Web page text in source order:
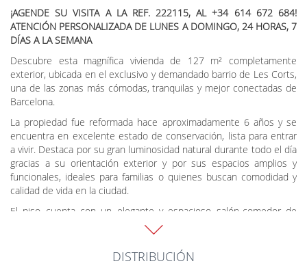
¡AGENDE SU VISITA A LA REF. 222115, AL +34 614 672 684!
ATENCIÓN PERSONALIZADA DE LUNES A DOMINGO, 24 HORAS, 7
DÍAS A LA SEMANA
Descubre esta magnífica vivienda de 127 m² completamente
exterior, ubicada en el exclusivo y demandado barrio de Les Corts,
una de las zonas más cómodas, tranquilas y mejor conectadas de
Barcelona.
La propiedad fue reformada hace aproximadamente 6 años y se
encuentra en excelente estado de conservación, lista para entrar
a vivir. Destaca por su gran luminosidad natural durante todo el día
gracias a su orientación exterior y por sus espacios amplios y
funcionales, ideales para familias o quienes buscan comodidad y
calidad de vida en la ciudad.
El piso cuenta con un elegante y espacioso salón-comedor de
aproximadamente 30 m², perfecto para reuniones, momentos de
descanso o disfrutar en familia. La distribución ofrece 4
habitaciones, de las cuales 3 son dobles y 1 mediana,
DISTRIBUCIÓN